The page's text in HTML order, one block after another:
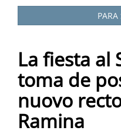
PARA
La fiesta al
toma de
nuovo
Ramina